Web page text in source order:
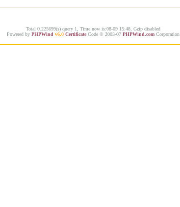
Total 0.225699(s) query 1, Time now is:08-09 15:48, Gzip disabled
Powered by PHPWind v6.0 Certificate Code © 2003-07 PHPWind.com Corporation